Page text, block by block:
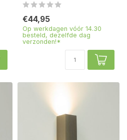
€44,95
Op werkdagen vóór 14.30
besteld, dezelfde dag
verzonden!*